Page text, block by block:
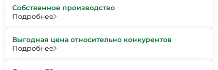
Собственное производство
Подробнее
Выгодная цена относительно конкурентов
Подробнее